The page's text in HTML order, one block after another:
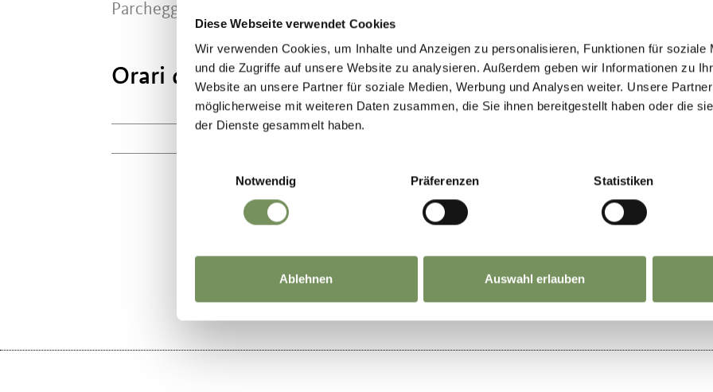
Diese Webseite verwendet Cookies
Wir verwenden Cookies, um Inhalte und Anzeigen zu personalisieren, Funktionen für soziale
und die Zugriffe auf unsere Website zu analysieren. Außerdem geben wir Informationen zu
Website an unsere Partner für soziale Medien, Werbung und Analysen weiter. Unsere
möglicherweise mit weiteren Daten zusammen, die Sie ihnen bereitgestellt haben oder die
der Dienste gesammelt haben.
Notwendig
Präferenzen Statistiken
Ablehnen Auswahl erlauben
Parcheggio presso la Casa di Cultura (a pagamento)
Orari di apertura:15/03/2026 - 08/11/2026
lun mar mer gio ven sab
dom
10:00 - 17:00
IL CONTENUTO VI È STATO UTILE?